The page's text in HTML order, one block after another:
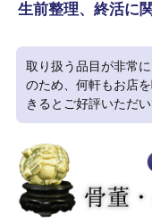
生前整理、終活に
取り扱う品目が非常
のため、何軒もお店
きるとご好評いただい